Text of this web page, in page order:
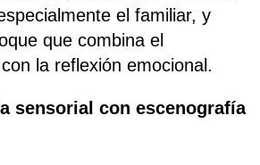
el familiar, y
que combina el
la reflexión emocional.
sensorial con escenografía